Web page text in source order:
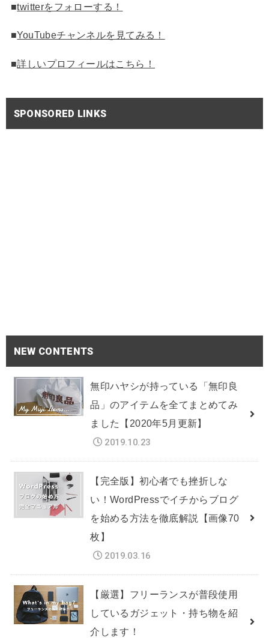
■twitterをフォローする！
■YouTubeチャンネルを見てみる！
■詳しいプロフィールはこちら！
SPONSORED LINKS
NEW CONTENTS
無印ハヤシが持っている「無印良
品」のアイテムを全てまとめてみ
ました【2020年5月更新】
2019.10.23
【完全版】初心者でも挫折しな
い！WordPressでイチからブログ
を始める方法を徹底解説【画像70
枚】
2019.03.16
【厳選】フリーランスが普段使用
しているガジェット・持ち物を紹
介します！